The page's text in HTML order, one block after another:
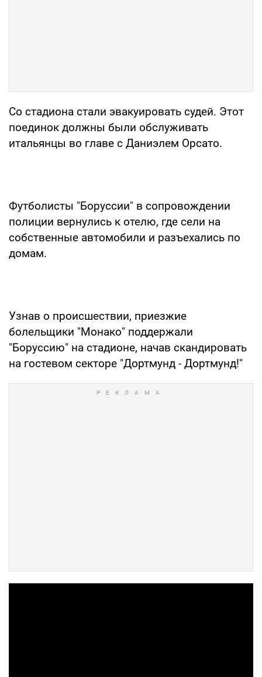
Со стадиона стали эвакуировать судей. Этот
поединок должны были обслуживать
итальянцы во главе с Даниэлем Орсато.
Футболисты "Боруссии" в сопровождении
полиции вернулись к отелю, где сели на
собственные автомобили и разъехались по
домам.
Узнав о происшествии, приезжие
болельщики "Монако" поддержали
"Боруссию" на стадионе, начав скандировать
на гостевом секторе "Дортмунд - Дортмунд!"